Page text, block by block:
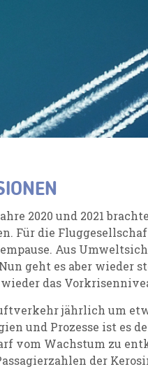
2020 und 2021
Für die
Aus
geht es aber wieder
das
jährlich um
und Prozesse ist es
vom Wachstum zu
der